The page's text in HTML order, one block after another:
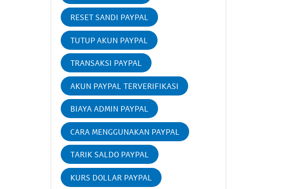
RESET SANDI PAYPAL
TUTUP AKUN PAYPAL
TRANSAKSI PAYPAL
AKUN PAYPAL TERVERIFIKASI
BIAYA ADMIN PAYPAL
CARA MENGGUNAKAN PAYPAL
TARIK SALDO PAYPAL
KURS DOLLAR PAYPAL